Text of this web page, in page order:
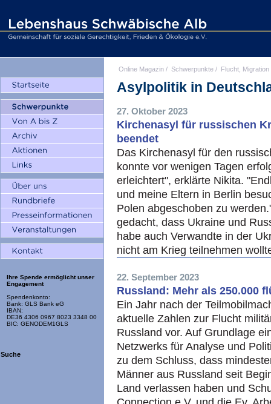
Ihre Spende ermöglicht unser
Engagement
Spendenkonto:
Bank: GLS Bank eG
IBAN:
DE36 4306 0967 8023 3348 00
BIC: GENODEM1GLS
Suche
Online Magazin / Schwerpunkte / Flucht, Migration
Asylpolitik in
27. Oktober 2023
Kirchenasyl für russischen
beendet
Das Kirchenasyl für den
konnte vor wenigen Tagen
erleichtert", erklärte Nikita.
und meine Eltern in Berlin
Polen abgeschoben zu
gedacht, dass Ukraine und
habe auch Verwandte in der
nicht am Krieg teilnehmen
22. September 2023
Russland: Mehr als 250.000
Ein Jahr nach der
aktuelle Zahlen zur Flucht
Russland vor. Auf Grundlage
Netzwerks für Analyse und
zu dem Schluss, dass
Männer aus Russland seit
Land verlassen haben und